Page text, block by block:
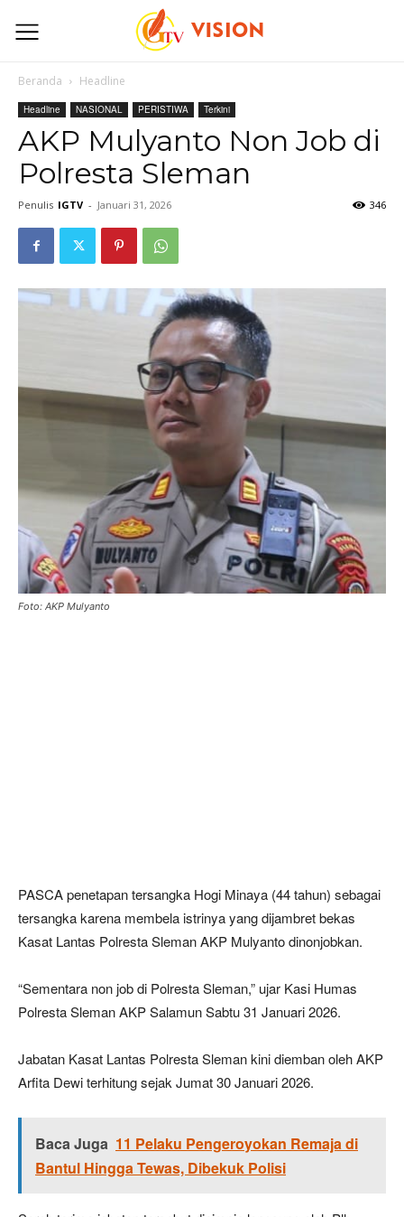
Beranda Headline
Headline NASIONAL PERISTIWA Terkini
AKP Mulyanto Non Job di
Polresta Sleman
Penulis IGTV - Januari 31, 2026 346
Foto: AKP Mulyanto
PASCA penetapan tersangka Hogi Minaya (44 tahun) sebagai
tersangka karena membela istrinya yang dijambret bekas
Kasat Lantas Polresta Sleman AKP Mulyanto dinonjobkan.
“Sementara non job di Polresta Sleman,” ujar Kasi Humas
Polresta Sleman AKP Salamun Sabtu 31 Januari 2026.
Jabatan Kasat Lantas Polresta Sleman kini diemban oleh AKP
Arfita Dewi terhitung sejak Jumat 30 Januari 2026.
Baca Juga 11 Pelaku Pengeroyokan Remaja di
Bantul Hingga Tewas, Dibekuk Polisi